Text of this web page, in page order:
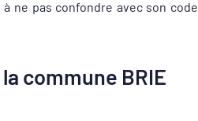
à ne pas confondre avec son code
commune BRIE